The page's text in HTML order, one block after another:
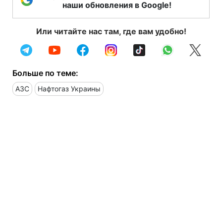
наши обновления в Google!
Или читайте нас там, где вам удобно!
Больше по теме:
АЗС Нафтогаз Украины